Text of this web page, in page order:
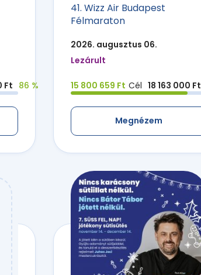
Ft 86 %
41. Wizz Air Budapest
Félmaraton
2026. augusztus 06.
Lezárult
15 800 659 Ft Cél 18 163 000 Ft
Megnézem